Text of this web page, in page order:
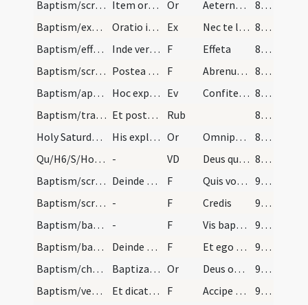
Baptism/scrutiny/9
Item oratio super masculos vel feminas. Or Aeternam ac iustissimam
82 (39v)
Baptism/exorcism/10
Oratio in Sabbato Sancto Paschae quam ad credente… Ex Nec te latet
88 (42v)
Baptism/effeta/3
Inde vero tangat ei nares et aures de sputo et di… F Effeta
88 (42v)
Baptism/scrutiny/4
Postea vero tangat ei pectus et inter scapulas de… F Abrenuntias Satanae
88 (42v)
Baptism/apertio aurium
Hoc expleta oratur Aeternam ac iustissimam dicat… Ev Confiteor tibi
88 (42v)
Baptism/traditio symboli
Et postea manu super caput ei dicat Symbolum et O… Rub
89 (43r)
Holy Saturday/baptismal font/10
His expletis procedat sacerdos ad fontem benedice… Or Omnipotens ... impleatur effectu.
89 (43r)
Qu/H6/S/Holy Saturday/baptismal font - VD Deus qui invisibili
89 (43r)
Baptism/scrutiny/5
Deinde accipiens chrisma cum vasculo fundens illu… F Quis vocaris
91 (44r)
Baptism/scrutiny/6 - F Credis
91 (44r)
Baptism/baptismal font/7
- F Vis baptizari?
91 (44r)
Baptism/baptismal font/8
Deinde baptizet eum sacerdos sub trina mersione t… F Et ego te baptizo
91 (44r)
Baptism/chrism/11
Baptizat et linit eum presbyter de chrisma in cer… Or Deus omnipotens ... qui te regeneravit
91 (44r)
Baptism/vestment/9
Et dicatur ei sacerdote cum illi chrismal imponit… F Accipe vestem
91 (44r)